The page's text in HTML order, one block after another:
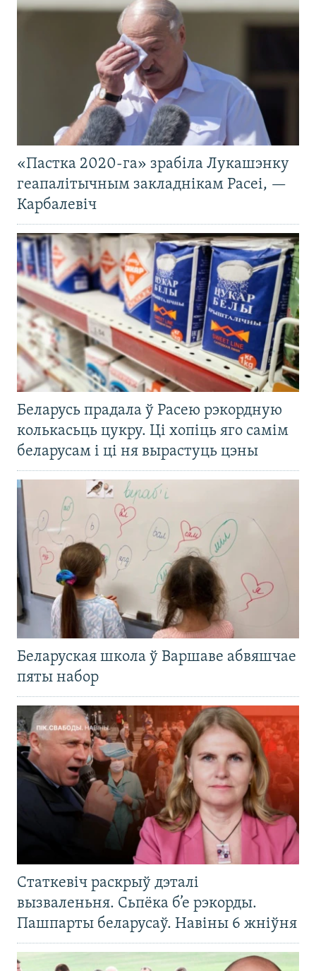
«Пастка 2020-га» зрабіла Лукашэнку
геапалітычным закладнікам Расеі, —
Карбалевіч
Беларусь прадала ў Расею рэкордную
колькасьць цукру. Ці хопіць яго самім
беларусам і ці ня вырастуць цэны
Беларуская школа ў Варшаве абвяшчае
пяты набор
Статкевіч раскрыў дэталі
вызваленьня. Сьпёка б’е рэкорды.
Пашпарты беларусаў. Навіны 6 жніўня